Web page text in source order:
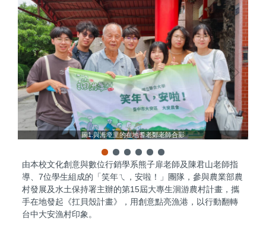
圖1.與海墘里的在地耆老鄭老師合影
由本校文化創意與數位行銷學系熊子扉老師及陳君山老師指
導、7位學生組成的「笑年ㄟ，安啦！」團隊，參與農業部農
村發展及水土保持署主辦的第15屆大專生洄游農村計畫，攜
手在地發起《扛貝殼計畫》，用創意點亮漁港，以行動翻轉
台中大安漁村印象。